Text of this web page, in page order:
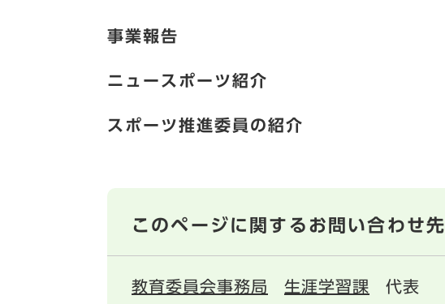
事業報告
ニュースポーツ紹介
スポーツ推進委員の紹介
このページに関するお問い合わせ先
教育委員会事務局 生涯学習課 代表